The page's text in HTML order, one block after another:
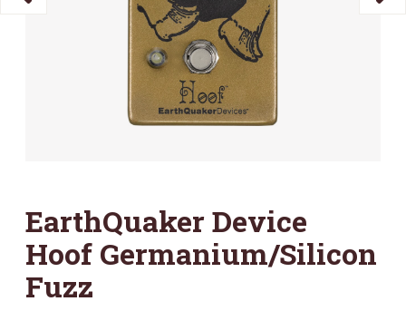
EarthQuaker Device
Hoof Germanium/Silicon
Fuzz